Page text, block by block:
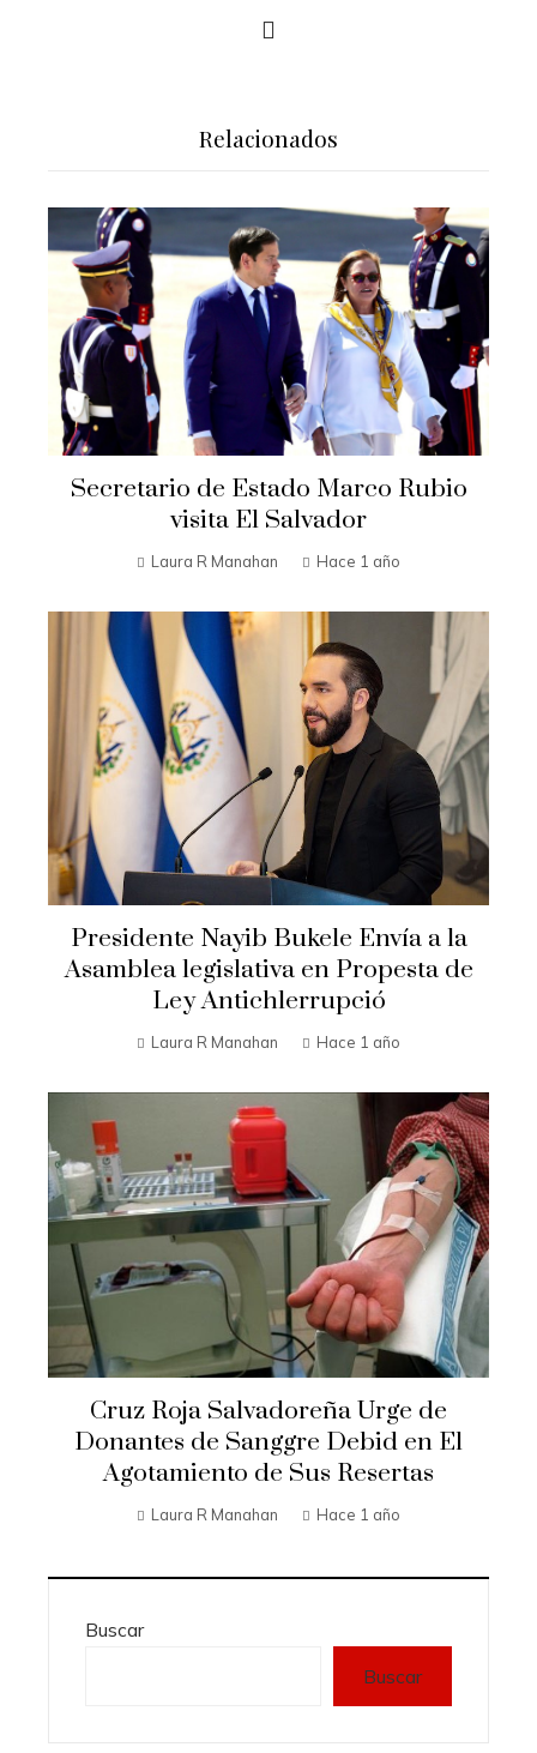
Relacionados
Secretario de Estado Marco Rubio
visita El Salvador
Laura R Manahan Hace 1 año
Presidente Nayib Bukele Envía a la
Asamblea legislativa en Propesta de
Ley Antichlerrupció
Laura R Manahan Hace 1 año
Cruz Roja Salvadoreña Urge de
Donantes de Sanggre Debid en El
Agotamiento de Sus Resertas
Laura R Manahan Hace 1 año
Buscar
Buscar